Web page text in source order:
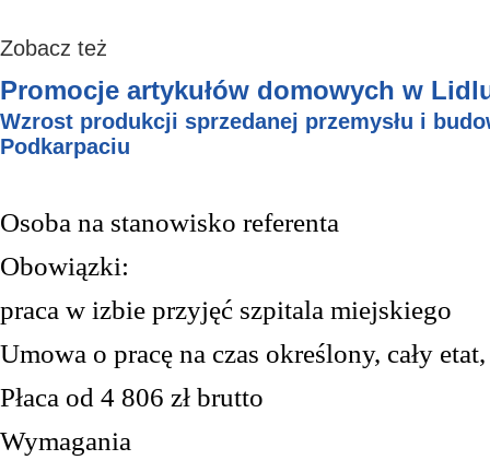
Zobacz też
Promocje artykułów domowych w
Wzrost produkcji sprzedanej przemysłu i
Podkarpaciu
Osoba na stanowisko referenta
Obowiązki:
praca w izbie przyjęć szpitala miejskiego
Umowa o pracę na czas określony, cały
Płaca od 4 806 zł brutto
Wymagania